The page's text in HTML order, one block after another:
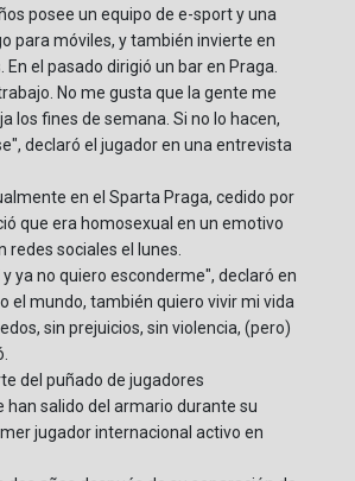
posee un equipo de e-sport y una
para móviles, y también invierte en
En el pasado dirigió un bar en Praga.
No me gusta que la gente me
los fines de semana. Si no lo hacen,
declaró el jugador en una entrevista
en el Sparta Praga, cedido por
que era homosexual en un emotivo
redes sociales el lunes.
ya no quiero esconderme", declaró en
el mundo, también quiero vivir mi vida
sin prejuicios, sin violencia, (pero)
del puñado de jugadores
han salido del armario durante su
jugador internacional activo en